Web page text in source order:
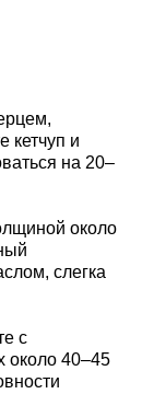
кетчуп и
на 20–
около
слегка
с
около 40–45